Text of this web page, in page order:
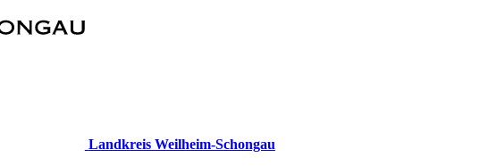
Landkreis Weilheim-Schongau